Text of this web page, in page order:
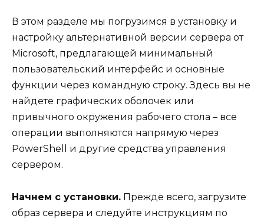
В этом разделе мы погрузимся в установку и
настройку альтернативной версии сервера от
Microsoft, предлагающей минимальный
пользовательский интерфейс и основные
функции через командную строку. Здесь вы не
найдете графических оболочек или
привычного окружения рабочего стола – все
операции выполняются напрямую через
PowerShell и другие средства управления
сервером.
Начнем с установки. Прежде всего, загрузите
образ сервера и следуйте инструкциям по